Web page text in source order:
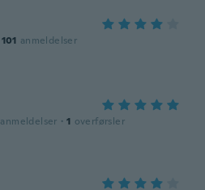
101 anmeldelser
anmeldelser · 1 overførsler